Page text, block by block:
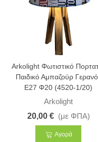
Arkolight Φωτιστικό
Παιδικό Αμπαζούρ
E27 Φ20 (4520-1/20)
Arkolight
20,00 € (με ΦΠΑ)
Αγορά